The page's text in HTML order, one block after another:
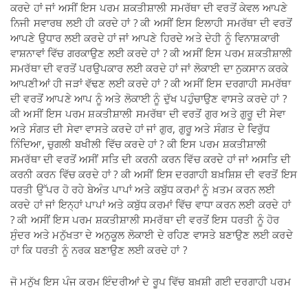
ਕਰਦੇ ਹਾਂ ਜਾਂ ਅਸੀਂ ਇਸ ਪਰਮ ਸ਼ਕਤੀਸ਼ਾਲੀ ਸਮਰੱਥਾ ਦੀ ਵਰਤੋਂ ਕੇਵਲ ਆਪਣੇ
ਨਿਜੀ ਸਵਾਰਥ ਲਈ ਹੀ ਕਰਦੇ ਹਾਂ ? ਕੀ ਅਸੀਂ ਇਸ ਇਲਾਹੀ ਸਮਰੱਥਾ ਦੀ ਵਰਤੋਂ
ਆਪਣੇ ਉਧਾਰ ਲਈ ਕਰਦੇ ਹਾਂ ਜਾਂ ਆਪਣੇ ਹਿਰਦੇ ਅਤੇ ਦੇਹੀ ਨੂੰ ਵਿਨਾਸ਼ਕਾਰੀ
ਵਾਸ਼ਨਾਵਾਂ ਵਿੱਚ ਗਰਕਾਉਣ ਲਈ ਕਰਦੇ ਹਾਂ ? ਕੀ ਅਸੀਂ ਇਸ ਪਰਮ ਸ਼ਕਤੀਸ਼ਾਲੀ
ਸਮਰੱਥਾ ਦੀ ਵਰਤੋਂ ਪਰਉਪਕਾਰ ਲਈ ਕਰਦੇ ਹਾਂ ਜਾਂ ਲੋਕਾਈ ਦਾ ਨੁਕਸਾਨ ਕਰਕੇ
ਆਪਣੀਆਂ ਹੀ ਜੜਾਂ ਵੱਢਣ ਲਈ ਕਰਦੇ ਹਾਂ ? ਕੀ ਅਸੀਂ ਇਸ ਦਰਗਾਹੀ ਸਮਰੱਥਾ
ਦੀ ਵਰਤੋਂ ਆਪਣੇ ਆਪ ਨੂੰ ਅਤੇ ਲੋਕਾਈ ਨੂੰ ਦੁੱਖ ਪਹੁੰਚਾਉਣ ਵਾਸਤੇ ਕਰਦੇ ਹਾਂ ?
ਕੀ ਅਸੀਂ ਇਸ ਪਰਮ ਸ਼ਕਤੀਸ਼ਾਲੀ ਸਮਰੱਥਾ ਦੀ ਵਰਤੋਂ ਗੁਰ ਅਤੇ ਗੁਰੂ ਦੀ ਸੇਵਾ
ਅਤੇ ਸੰਗਤ ਦੀ ਸੇਵਾ ਵਾਸਤੇ ਕਰਦੇ ਹਾਂ ਜਾਂ ਗੁਰ, ਗੁਰੂ ਅਤੇ ਸੰਗਤ ਦੇ ਵਿਰੁੱਧ
ਨਿੰਦਿਆ, ਚੁਗਲੀ ਬਖੀਲੀ ਵਿੱਚ ਕਰਦੇ ਹਾਂ ? ਕੀ ਇਸ ਪਰਮ ਸ਼ਕਤੀਸ਼ਾਲੀ
ਸਮਰੱਥਾ ਦੀ ਵਰਤੋਂ ਅਸੀਂ ਸਤਿ ਦੀ ਕਰਨੀ ਕਰਨ ਵਿੱਚ ਕਰਦੇ ਹਾਂ ਜਾਂ ਅਸਤਿ ਦੀ
ਕਰਨੀ ਕਰਨ ਵਿੱਚ ਕਰਦੇ ਹਾਂ ? ਕੀ ਅਸੀਂ ਇਸ ਦਰਗਾਹੀ ਬਖ਼ਸ਼ਿਸ਼ ਦੀ ਵਰਤੋਂ ਇਸ
ਧਰਤੀ ਉੱਪਰ ਹੋ ਰਹੇ ਬੇਅੰਤ ਪਾਪਾਂ ਅਤੇ ਕਬੁੱਧ ਕਰਮਾਂ ਨੂੰ ਖ਼ਤਮ ਕਰਨ ਲਈ
ਕਰਦੇ ਹਾਂ ਜਾਂ ਇਨ੍ਹਾਂ ਪਾਪਾਂ ਅਤੇ ਕਬੁੱਧ ਕਰਮਾਂ ਵਿੱਚ ਵਾਧਾ ਕਰਨ ਲਈ ਕਰਦੇ ਹਾਂ
? ਕੀ ਅਸੀਂ ਇਸ ਪਰਮ ਸ਼ਕਤੀਸ਼ਾਲੀ ਸਮਰੱਥਾ ਦੀ ਵਰਤੋਂ ਇਸ ਧਰਤੀ ਨੂੰ ਹੋਰ
ਸੁੰਦਰ ਅਤੇ ਮਨੁੱਖਤਾ ਦੇ ਅਨੁਕੂਲ ਲੋਕਾਈ ਦੇ ਰਹਿਣ ਵਾਸਤੇ ਬਣਾਉਣ ਲਈ ਕਰਦੇ
ਹਾਂ ਕਿ ਧਰਤੀ ਨੂੰ ਨਰਕ ਬਣਾਉਣ ਲਈ ਕਰਦੇ ਹਾਂ ?
ਜੋ ਮਨੁੱਖ ਇਸ ਪੰਜ ਕਰਮ ਇੰਦਰੀਆਂ ਦੇ ਰੂਪ ਵਿੱਚ ਬਖ਼ਸ਼ੀ ਗਈ ਦਰਗਾਹੀ ਪਰਮ